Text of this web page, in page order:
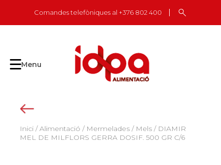
content
Comandes telefòniques al +376 802 400
Menu
Inici /Alimentació / Mermelades / Mels / DIAMIR
MEL DE MILFLORS GERRA DOSIF. 500 GR C/6